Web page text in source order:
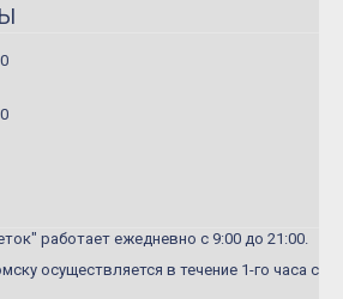
работает ежедневно с 9:00 до 21:00.
осуществляется в течение 1-го часа с